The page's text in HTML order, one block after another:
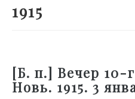
1915
[Б. п.] Вечер 10-
Новь. 1915. 3